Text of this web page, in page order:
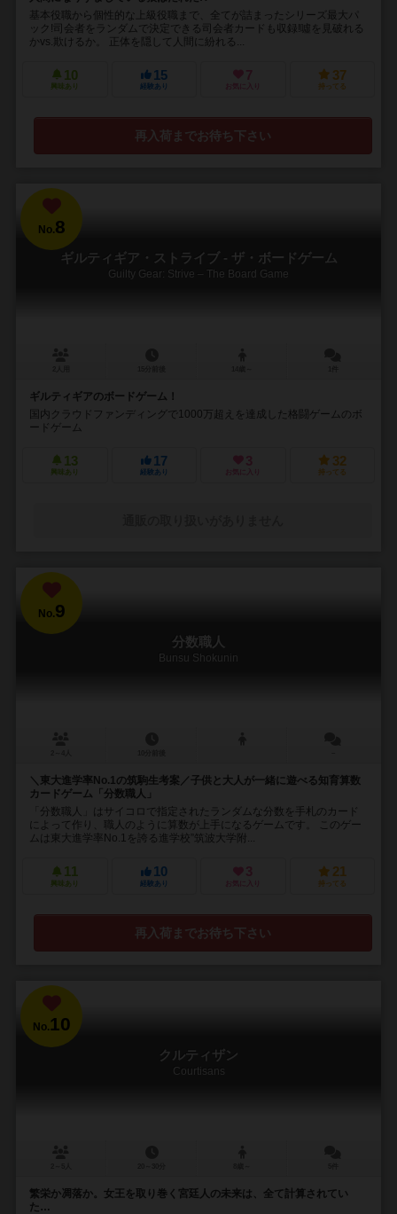
基本役職から個性的な上級役職まで、全てが詰まったシリーズ最大パ
ック!司会者をランダムで決定できる司会者カードも収録!噓を見破れる
かvs.欺けるか。 正体を隠して人間に紛れる...
10
興味あり
15
経験あり
7
お気に入り
37
持ってる
再入荷までお待ち下さい
No.8
ギルティギア・ストライブ - ザ・ボードゲーム
Guilty Gear: Strive – The Board Game
ギルティギアのボードゲーム！
国内クラウドファンディングで1000万超えを達成した格闘ゲームのボ
ードゲーム
13
興味あり
17
経験あり
3
お気に入り
32
持ってる
No.9
分数職人
Bunsu Shokunin
＼東大進学率No.1の筑駒生考案／子供と大人が一緒に遊べる知育算数
カードゲーム「分数職人」
「分数職人」はサイコロで指定されたランダムな分数を手札のカード
によって作り、職人のように算数が上手になるゲームです。 このゲー
ムは東大進学率No.1を誇る進学校”筑波大学附...
11
興味あり
10
経験あり
3
お気に入り
21
持ってる
再入荷までお待ち下さい
No. 10
クルティザン
Courtisans
繁栄か凋落か。女王を取り巻く宮廷人の未来は、全て計算されてい
た…